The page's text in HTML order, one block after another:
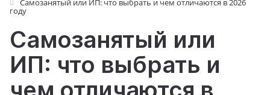
Самозанятый или ИП: что выбрать и чем отличаются в 2026
году
Самозанятый или
ИП: что выбрать и